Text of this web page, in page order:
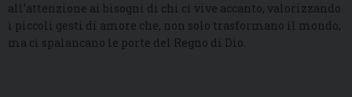
all’attenzione ai bisogni di chi ci vive accanto, valorizzando
i piccoli gesti di amore che, non solo trasformano il mondo,
ma ci spalancano le porte del Regno di Dio.